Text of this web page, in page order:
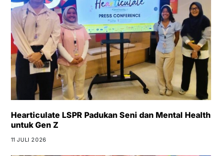
Hearticulate LSPR Padukan Seni dan Mental Health
untuk Gen Z
11 JULI 2026